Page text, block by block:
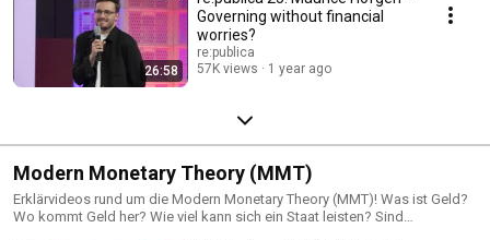
26:58
Governing without financial
worries?
re:publica
57K views
1 year ago
Modern Monetary Theory (MMT)
Erklärvideos rund um die Modern Monetary Theory (MMT)! Was ist Geld?
Wo kommt Geld her? Wie viel kann sich ein Staat leisten? Sind